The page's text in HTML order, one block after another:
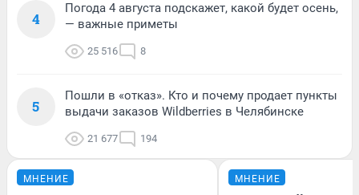
4
Погода 4 августа подскажет, какой будет осень,
— важные приметы
25 516 8
5
Пошли в «отказ». Кто и почему продает пункты
выдачи заказов Wildberries в Челябинске
21 677 194
МНЕНИЕ МНЕНИЕ